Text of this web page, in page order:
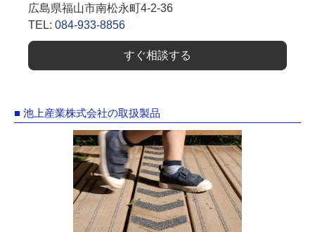
広島県福山市南松永町4-2-36
TEL: 084-933-8856
すぐ相談する
■ 池上産業株式会社の取扱製品